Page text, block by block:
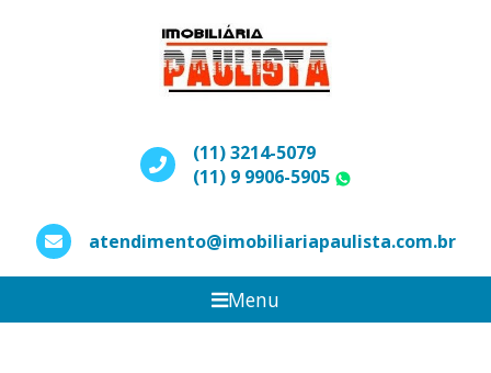
(11) 3214-5079
(11) 9 9906-5905
atendimento@imobiliariapaulista.com.br
Menu